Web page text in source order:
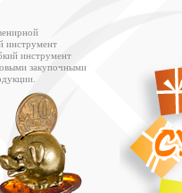
инструмент
инструмент
закупочными